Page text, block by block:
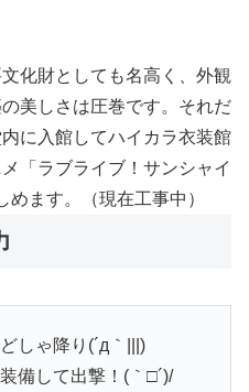
化財としても名高く、外観
美しさは圧巻です。それだ
に入館してハイカラ衣装館
「ラブライブ！サンシャイ
ます。（現在工事中）
しゃ降り(´д｀|||)
備して出撃！(｀□´)/